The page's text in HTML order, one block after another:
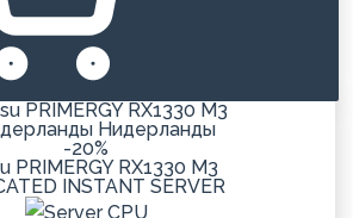
Нидерланды
-20%
PRIMERGY RX1330 M3
INSTANT SERVER